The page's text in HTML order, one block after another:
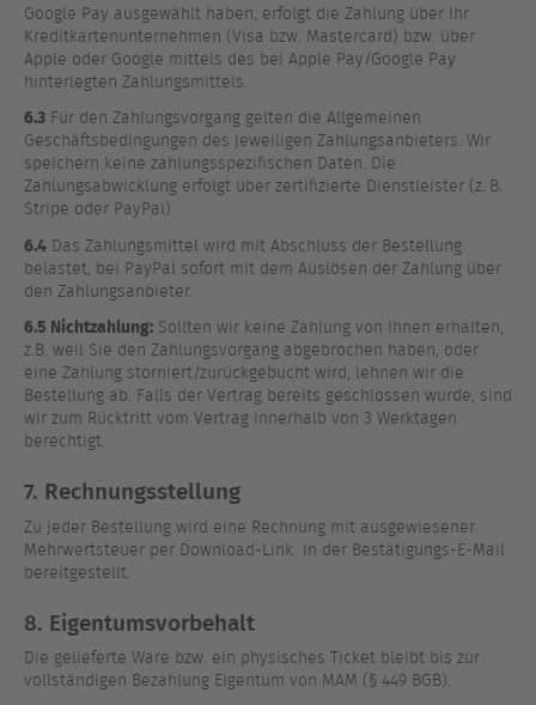
Google Pay ausgewählt haben, erfolgt die Zahlung über Ihr
Kreditkartenunternehmen (Visa bzw. Mastercard) bzw. über
Apple oder Google mittels des bei Apple Pay/Google Pay
hinterlegten Zahlungsmittels.
6.3 Für den Zahlungsvorgang gelten die Allgemeinen
Geschäftsbedingungen des jeweiligen Zahlungsanbieters. Wir
speichern keine zahlungsspezifischen Daten. Die
Zahlungsabwicklung erfolgt über zertifizierte Dienstleister (z. B.
Stripe oder PayPal).
6.4 Das Zahlungsmittel wird mit Abschluss der Bestellung
belastet, bei PayPal sofort mit dem Auslösen der Zahlung über
den Zahlungsanbieter.
6.5 Nichtzahlung: Sollten wir keine Zahlung von Ihnen erhalten,
z.B. weil Sie den Zahlungsvorgang abgebrochen haben, oder
eine Zahlung storniert/zurückgebucht wird, lehnen wir die
Bestellung ab. Falls der Vertrag bereits geschlossen wurde, sind
wir zum Rücktritt vom Vertrag innerhalb von 3 Werktagen
berechtigt.
7. Rechnungsstellung
Zu jeder Bestellung wird eine Rechnung mit ausgewiesener
Mehrwertsteuer per Download-Link in der Bestätigungs-E-Mail
bereitgestellt.
8. Eigentumsvorbehalt
Die gelieferte Ware bzw. ein physisches Ticket bleibt bis zur
vollständigen Bezahlung Eigentum von MAM (§ 449 BGB).